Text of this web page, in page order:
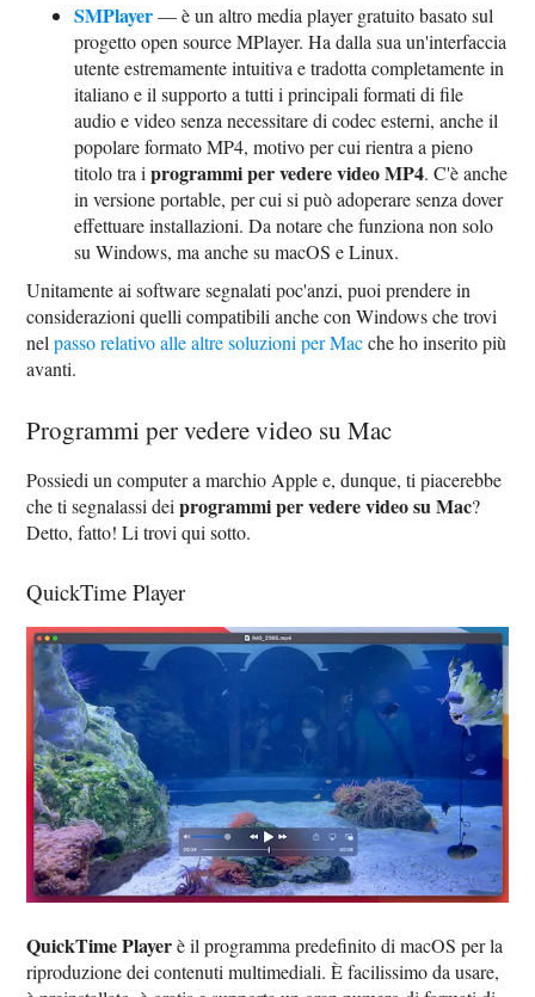
SMPlayer— è un altro media player gratuito basato sul
progetto open source MPlayer. Ha dalla sua un'interfaccia
utente estremamente intuitiva e tradotta completamente in
italiano e il supporto a tutti i principali formati di file
audio e video senza necessitare di codec esterni, anche il
popolare formato MP4, motivo per cui rientra a pieno
titolo tra iprogrammi per vedere video MP4. C'è anche
in versione portable, per cui si può adoperare senza dover
effettuare installazioni. Da notare che funziona non solo
su Windows, ma anche su macOS e Linux.
Unitamente ai software segnalati poc'anzi, puoi prendere in
considerazioni quelli compatibili anche con Windows che trovi
nelpasso relativo alle altre soluzioni per Macche ho inserito più
avanti.
Programmi per vedere video su Mac
Possiedi un computer a marchio Apple e, dunque, ti piacerebbe
che ti segnalassi deiprogrammi per vedere video su Mac?
Detto, fatto! Li trovi qui sotto.
QuickTime Player
QuickTime Playerè il programma predefinito di macOS per la
riproduzione dei contenuti multimediali. È facilissimo da usare,